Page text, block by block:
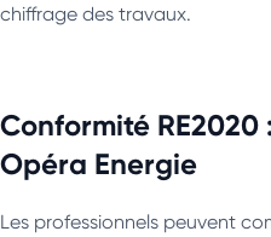
chiffrage des travaux.
Conformité
Opéra Energie
Les professionnels peuvent